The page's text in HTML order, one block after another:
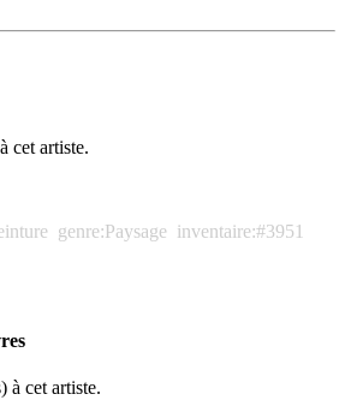
cet artiste.
genre:Paysage inventaire:#3951
à cet artiste.